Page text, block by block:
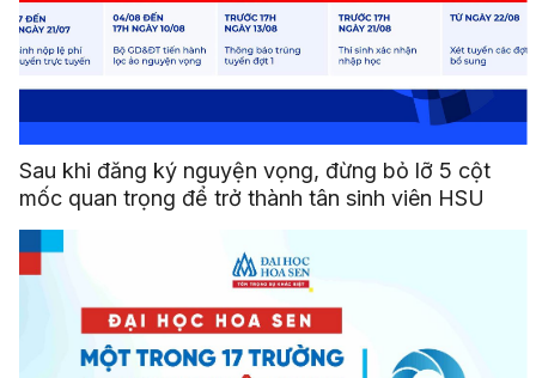
Sau khi đăng ký nguyện vọng, đừng bỏ lỡ 5 cột
mốc quan trọng để trở thành tân sinh viên HSU